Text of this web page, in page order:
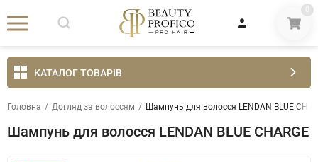
0
КАТАЛОГ ТОВАРІВ
Головна / Догляд за волоссям / Шампунь для волосся LENDAN BLUE
Шампунь для волосся LENDAN BLUE CHARGE